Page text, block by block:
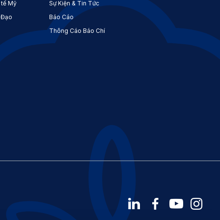
Mỹ
Đạo
Sự Kiện & Tin Tức
Báo Cáo
Thông Cáo Báo Chí